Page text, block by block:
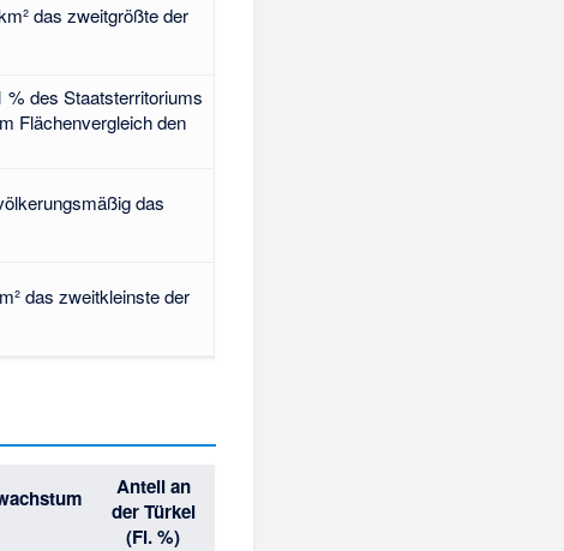
das zweitgrößte der
% des Staatsterritoriums
Flächenvergleich den
das
das zweitkleinste der
Anteil an
der Türkei
(Fl. %)